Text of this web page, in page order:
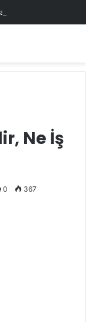
Maskeler
Ne İş
0 367